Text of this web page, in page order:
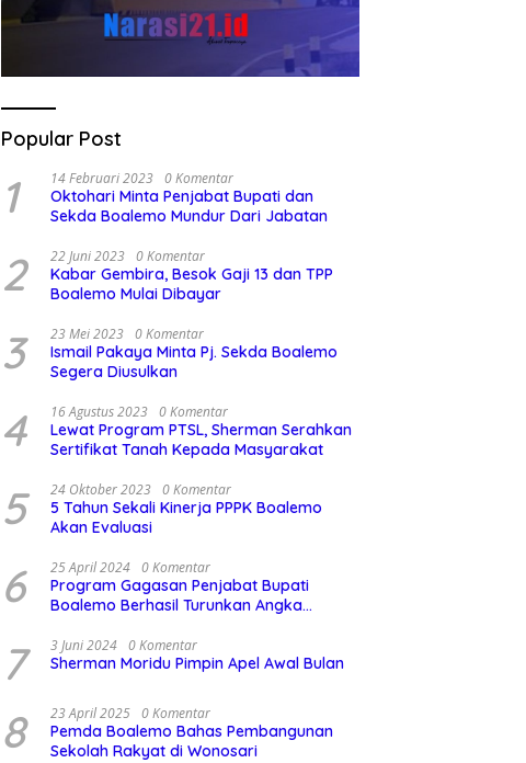
Popular Post
1 14 Februari 2023 0 Komentar
Oktohari Minta Penjabat Bupati dan
Sekda Boalemo Mundur Dari Jabatan
2 22 Juni 2023 0 Komentar
Kabar Gembira, Besok Gaji 13 dan TPP
Boalemo Mulai Dibayar
3 23 Mei 2023 0 Komentar
Ismail Pakaya Minta Pj. Sekda Boalemo
Segera Diusulkan
4 16 Agustus 2023 0 Komentar
Lewat Program PTSL, Sherman Serahkan
Sertifikat Tanah Kepada Masyarakat
5 24 Oktober 2023 0 Komentar
5 Tahun Sekali Kinerja PPPK Boalemo
Akan Evaluasi
6 25 April 2024 0 Komentar
Program Gagasan Penjabat Bupati
Boalemo Berhasil Turunkan Angka
7 3 Juni 2024 0 Komentar
Sherman Moridu Pimpin Apel Awal Bulan
8 23 April 2025 0 Komentar
Pemda Boalemo Bahas Pembangunan
Sekolah Rakyat di Wonosari